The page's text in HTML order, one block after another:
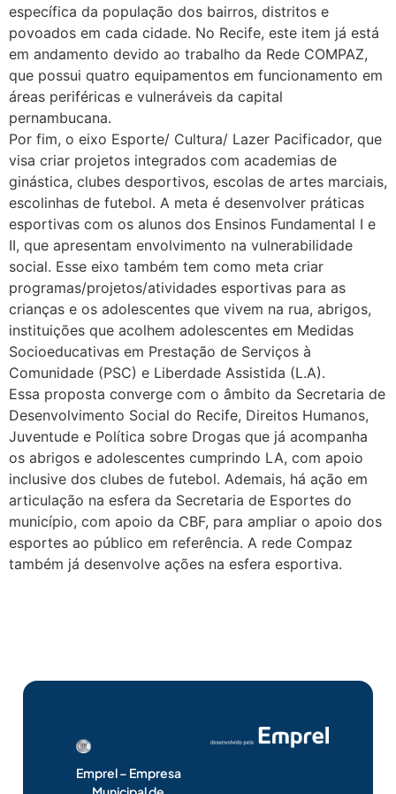
específica da população dos bairros, distritos e
povoados em cada cidade. No Recife, este item já está
em andamento devido ao trabalho da Rede COMPAZ,
que possui quatro equipamentos em funcionamento em
áreas periféricas e vulneráveis da capital
pernambucana.
Por fim, o eixo Esporte/ Cultura/ Lazer Pacificador, que
visa criar projetos integrados com academias de
ginástica, clubes desportivos, escolas de artes marciais,
escolinhas de futebol. A meta é desenvolver práticas
esportivas com os alunos dos Ensinos Fundamental I e
II, que apresentam envolvimento na vulnerabilidade
social. Esse eixo também tem como meta criar
programas/projetos/atividades esportivas para as
crianças e os adolescentes que vivem na rua, abrigos,
instituições que acolhem adolescentes em Medidas
Socioeducativas em Prestação de Serviços à
Comunidade (PSC) e Liberdade Assistida (L.A).
Essa proposta converge com o âmbito da Secretaria de
Desenvolvimento Social do Recife, Direitos Humanos,
Juventude e Política sobre Drogas que já acompanha
os abrigos e adolescentes cumprindo LA, com apoio
inclusive dos clubes de futebol. Ademais, há ação em
articulação na esfera da Secretaria de Esportes do
município, com apoio da CBF, para ampliar o apoio dos
esportes ao público em referência. A rede Compaz
também já desenvolve ações na esfera esportiva.
Emprel – Empresa